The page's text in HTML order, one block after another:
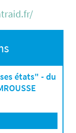
états" - du